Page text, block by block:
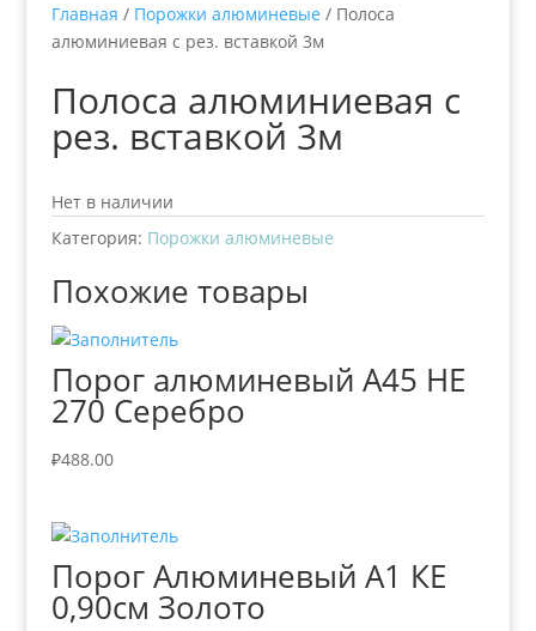
Главная / Порожки алюминевые / Полоса
алюминиевая с рез. вставкой 3м
Полоса алюминиевая с
рез. вставкой 3м
Нет в наличии
Категория: Порожки алюминевые
Похожие товары
Порог алюминевый А45 НЕ
270 Серебро
₽488.00
Порог Алюминевый А1 КЕ
0,90см Золото